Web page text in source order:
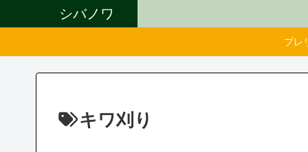
シバノワ
プレ
キワ刈り